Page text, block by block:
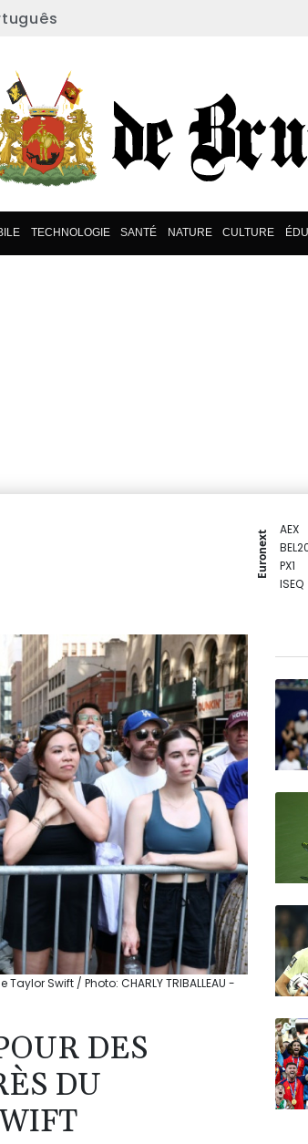
TECHNOLOGIE SANTÉ NATURE CULTURE
Euronext
AEX
PX1
ISEQ
Swift / Photo: CHARLY TRIBALLEAU -
DES
DU